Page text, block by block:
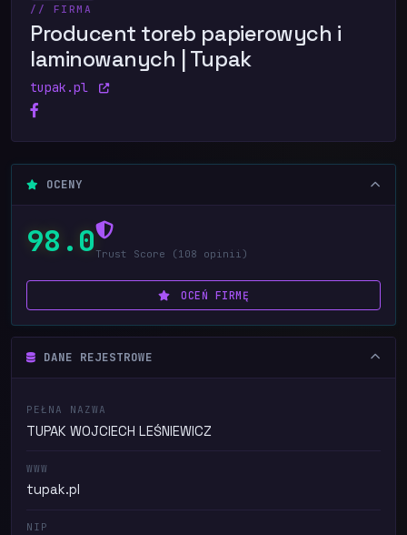
// FIRMA
Producent toreb papierowych i
laminowanych | Tupak
tupak.pl
OCENY
98.0 Trust Score (108 opinii)
OCEŃ FIRMĘ
DANE REJESTROWE
PEŁNA NAZWA
TUPAK WOJCIECH LEŚNIEWICZ
WWW
tupak.pl
NIP